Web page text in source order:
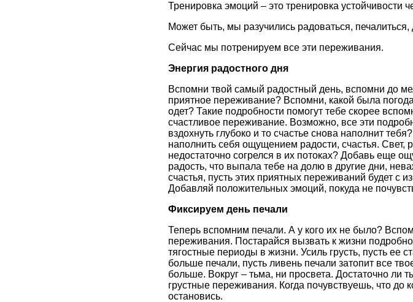
Тренировка эмоций – это тренировка устойчивости
Может быть, мы разучились радоваться, печалиться,
Сейчас мы потренируем все эти переживания.
Энергия радостного дня
Вспомни твой самый радостный день, вспомни до
приятное переживание? Вспомни, какой была
одет? Такие подробности помогут тебе скорее
счастливое переживание. Возможно, все эти
вздохнуть глубоко и то счастье снова наполнит
наполнить себя ощущением радости, счастья. Свет,
недостаточно согрелся в их потоках? Добавь еще
радость, что выпала тебе на долю в другие дни,
счастья, пусть этих приятных переживаний будет с
Добавляй положительных эмоций, покуда не
Фиксируем день печали
Теперь вспомним печали. А у кого их не было?
переживания. Постарайся вызвать к жизни
тягостные периоды в жизни. Усиль грусть, пусть ее
больше печали, пусть ливень печали затопит все
больше. Вокруг – тьма, ни просвета. Достаточно ли
грустные переживания. Когда почувствуешь, что до
остановись.